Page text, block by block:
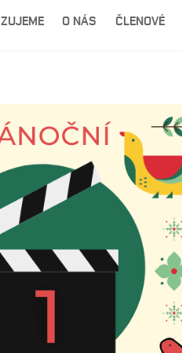
O NÁS ČLENOVÉ